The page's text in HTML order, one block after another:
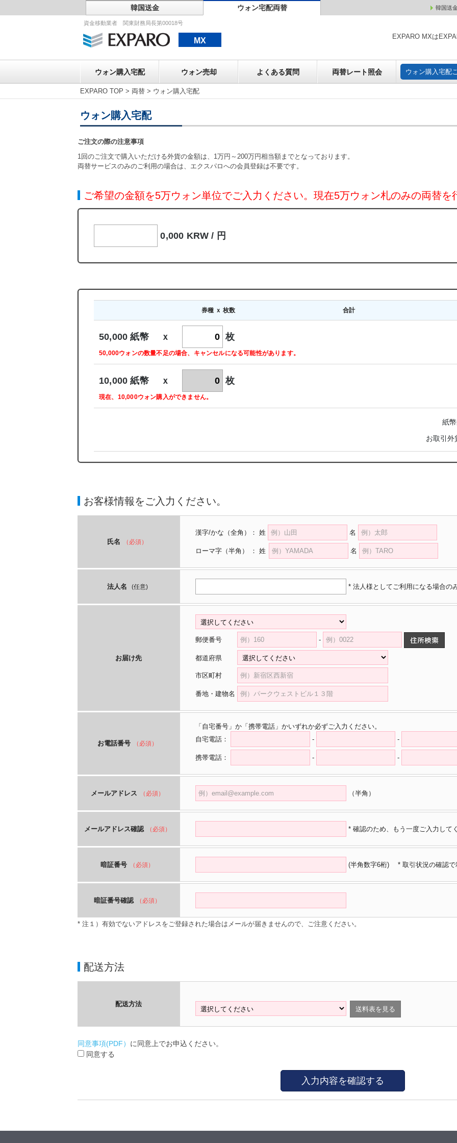
韓国送金 ウォン宅配両替 韓国送
資金移動業者 関東財務局長第00018号
MX EXPARO MXは
ウォン購入宅配 ウォン売却 よくある質問 両替レート照会 ウォン購入宅配
ウォン売却 ウォン購
EXPARO TOP > 両替 > ウォン購入宅配
ウォン購入宅配
ご注文の際の注意事項
1回のご注文で購入いただける外貨の金額は、1万円～200万円相当額までとなっております。
両替サービスのみのご利用の場合は、エクスパロへの会員登録は不要です。
ご希望の金額を5万ウォン単位でご入力ください。現在5万ウォン札のみの両替を
0,000 KRW / 円
券種 ｘ 枚数 合計
50,000 紙幣 ｘ 枚
50,000ウォンの数量不足の場合、キャンセルになる可能性があります。
10,000 紙幣 ｘ 枚
現在、10,000ウォン購入ができません。
紙
お取引外
お客様情報をご入力ください。
氏名 （必須）
漢字/かな （全角） ： 姓 名
ローマ字 （半角） ： 姓 名
法人名 (任意) * 法人様としてご利用になる場合の
お届け先
郵便番号 -
都道府県
市区町村
番地・建物名
お電話番号 （必須）
「自宅番号」か「携帯電話」かいずれか必ずご入力ください。
自宅電話：
- -
携帯電話： - -
メールアドレス （必須） （半角）
メールアドレス確認 （必須） * 確認のため、もう一度ご入力して
暗証番号 （必須） (半角数字6桁) * 取引状況の確認で
暗証番号確認 （必須）
* 注１）有効でないアドレスをご登録された場合はメールが届きませんので、ご注意ください。
配送方法
配送方法
送料表を見る
同意事項(PDF） に同意上でお申込ください。
同意する
入力内容を確認する